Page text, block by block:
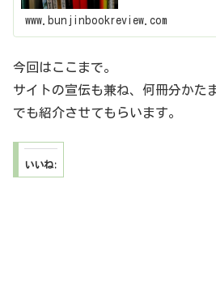
www.bunjinbookreview.com
今回はここまで。
サイトの宣伝も兼ね、何冊分かた
でも紹介させてもらいます。
いいね: